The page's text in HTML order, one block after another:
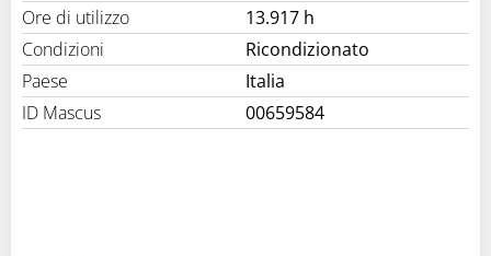
Ore di utilizzo
13.917 h
Condizioni
Ricondizionato
Paese
Italia
ID Mascus
00659584